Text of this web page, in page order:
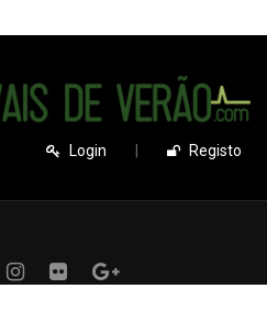
Login Registo